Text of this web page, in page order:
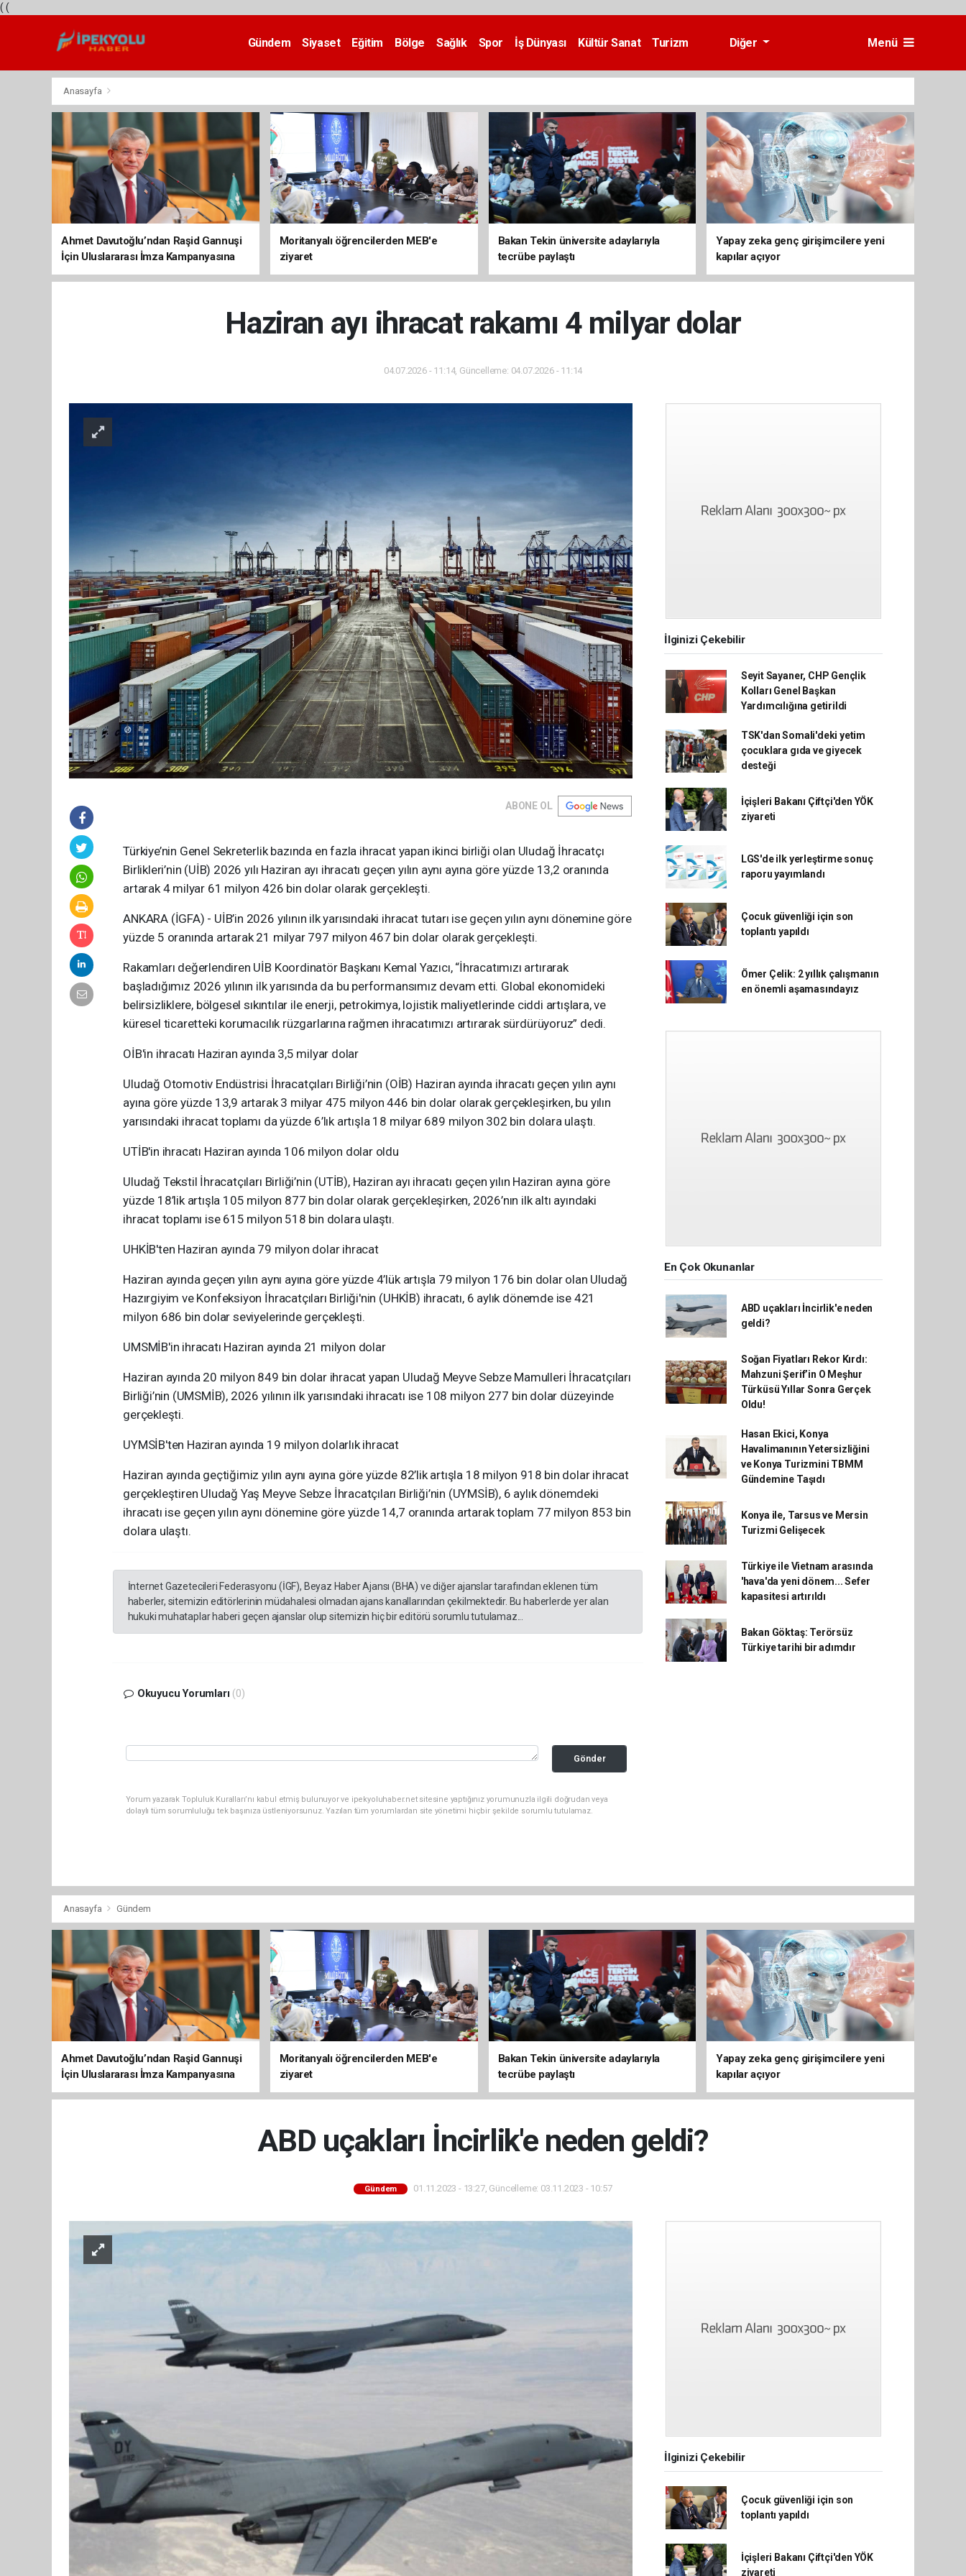
( (
Gündem Siyaset Eğitim Bölge Sağlık Spor İş Dünyası Kültür Sanat
Turizm
Diğer Menü
Anasayfa
Ahmet Davutoğlu’ndan Raşid Gannuşi
İçin Uluslararası İmza Kampanyasına
Destek
Moritanyalı öğrencilerden MEB'e
ziyaret
Bakan Tekin üniversite adaylarıyla
tecrübe paylaştı
Yapay zeka genç girişimcilere yeni
kapılar açıyor
Haziran ayı ihracat rakamı 4 milyar dolar
04.07.2026 - 11:14, Güncelleme: 04.07.2026 - 11:14
ABONE OL
Türkiye’nin Genel Sekreterlik bazında en fazla ihracat yapan ikinci birliği olan Uludağ İhracatçı
Birlikleri’nin (UİB) 2026 yılı Haziran ayı ihracatı geçen yılın aynı ayına göre yüzde 13,2 oranında
artarak 4 milyar 61 milyon 426 bin dolar olarak gerçekleşti.
ANKARA (İGFA) - UİB’in 2026 yılının ilk yarısındaki ihracat tutarı ise geçen yılın aynı dönemine göre
yüzde 5 oranında artarak 21 milyar 797 milyon 467 bin dolar olarak gerçekleşti.
Rakamları değerlendiren UİB Koordinatör Başkanı Kemal Yazıcı, “İhracatımızı artırarak
başladığımız 2026 yılının ilk yarısında da bu performansımız devam etti. Global ekonomideki
belirsizliklere, bölgesel sıkıntılar ile enerji, petrokimya, lojistik maliyetlerinde ciddi artışlara, ve
küresel ticaretteki korumacılık rüzgarlarına rağmen ihracatımızı artırarak sürdürüyoruz” dedi.
OİB'in ihracatı Haziran ayında 3,5 milyar dolar
Uludağ Otomotiv Endüstrisi İhracatçıları Birliği’nin (OİB) Haziran ayında ihracatı geçen yılın aynı
ayına göre yüzde 13,9 artarak 3 milyar 475 milyon 446 bin dolar olarak gerçekleşirken, bu yılın
yarısındaki ihracat toplamı da yüzde 6’lık artışla 18 milyar 689 milyon 302 bin dolara ulaştı.
UTİB'in ihracatı Haziran ayında 106 milyon dolar oldu
Uludağ Tekstil İhracatçıları Birliği’nin (UTİB), Haziran ayı ihracatı geçen yılın Haziran ayına göre
yüzde 18’lik artışla 105 milyon 877 bin dolar olarak gerçekleşirken, 2026’nın ilk altı ayındaki
ihracat toplamı ise 615 milyon 518 bin dolara ulaştı.
UHKİB'ten Haziran ayında 79 milyon dolar ihracat
Haziran ayında geçen yılın aynı ayına göre yüzde 4’lük artışla 79 milyon 176 bin dolar olan Uludağ
Hazırgiyim ve Konfeksiyon İhracatçıları Birliği'nin (UHKİB) ihracatı, 6 aylık dönemde ise 421
milyon 686 bin dolar seviyelerinde gerçekleşti.
UMSMİB'in ihracatı Haziran ayında 21 milyon dolar
Haziran ayında 20 milyon 849 bin dolar ihracat yapan Uludağ Meyve Sebze Mamulleri İhracatçıları
Birliği’nin (UMSMİB), 2026 yılının ilk yarısındaki ihracatı ise 108 milyon 277 bin dolar düzeyinde
gerçekleşti.
UYMSİB'ten Haziran ayında 19 milyon dolarlık ihracat
Haziran ayında geçtiğimiz yılın aynı ayına göre yüzde 82’lik artışla 18 milyon 918 bin dolar ihracat
gerçekleştiren Uludağ Yaş Meyve Sebze İhracatçıları Birliği’nin (UYMSİB), 6 aylık dönemdeki
ihracatı ise geçen yılın aynı dönemine göre yüzde 14,7 oranında artarak toplam 77 milyon 853 bin
dolara ulaştı.
İnternet Gazetecileri Federasyonu (İGF), Beyaz Haber Ajansı (BHA) ve diğer ajanslar tarafından eklenen tüm
haberler, sitemizin editörlerinin müdahalesi olmadan ajans kanallarından çekilmektedir. Bu haberlerde yer alan
hukuki muhataplar haberi geçen ajanslar olup sitemizin hiç bir editörü sorumlu tutulamaz...
Okuyucu Yorumları (0)
Gönder
Yorum yazarak Topluluk Kuralları’nı kabul etmiş bulunuyor ve ipekyoluhaber.net sitesine yaptığınız yorumunuzla ilgili doğrudan veya
dolaylı tüm sorumluluğu tek başınıza üstleniyorsunuz. Yazılan tüm yorumlardan site yönetimi hiçbir şekilde sorumlu tutulamaz.
İlginizi Çekebilir
Seyit Sayaner, CHP Gençlik
Kolları Genel Başkan
Yardımcılığına getirildi
TSK'dan Somali'deki yetim
çocuklara gıda ve giyecek
desteği
İçişleri Bakanı Çiftçi'den YÖK
ziyareti
LGS'de ilk yerleştirme sonuç
raporu yayımlandı
Çocuk güvenliği için son
toplantı yapıldı
Ömer Çelik: 2 yıllık çalışmanın
en önemli aşamasındayız
En Çok Okunanlar
ABD uçakları İncirlik'e neden
geldi?
Soğan Fiyatları Rekor Kırdı:
Mahzuni Şerif’in O Meşhur
Türküsü Yıllar Sonra Gerçek
Oldu!
Hasan Ekici, Konya
Havalimanının Yetersizliğini
ve Konya Turizmini TBMM
Gündemine Taşıdı
Konya ile, Tarsus ve Mersin
Turizmi Gelişecek
Türkiye ile Vietnam arasında
'hava'da yeni dönem... Sefer
kapasitesi artırıldı
Bakan Göktaş: Terörsüz
Türkiye tarihi bir adımdır
Anasayfa Gündem
Ahmet Davutoğlu’ndan Raşid Gannuşi
İçin Uluslararası İmza Kampanyasına
Destek
Moritanyalı öğrencilerden MEB'e
ziyaret
Bakan Tekin üniversite adaylarıyla
tecrübe paylaştı
Yapay zeka genç girişimcilere yeni
kapılar açıyor
ABD uçakları İncirlik'e neden geldi?
Gündem 01.11.2023 - 13:27, Güncelleme: 03.11.2023 - 10:57
İlginizi Çekebilir
Çocuk güvenliği için son
toplantı yapıldı
İçişleri Bakanı Çiftçi'den YÖK
ziyareti